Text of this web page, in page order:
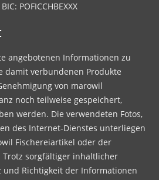
POFICCHBEXXX
angebotenen Informationen zu
damit verbundenen Produkte
von marowil
noch teilweise gespeichert,
werden. Die verwendeten Fotos,
des Internet-Dienstes unterliegen
Fischereiartikel oder der
Trotz sorgfältiger inhaltlicher
und Richtigkeit der Informationen